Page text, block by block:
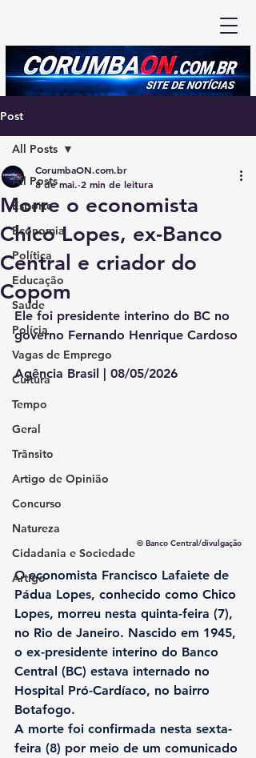
Post
All Posts
Esporte
Economia
Política
Educação
Saúde
Polícia
Vagas de Emprego
Cultura
Tempo
Geral
Trânsito
Artigo de Opinião
Concurso
Natureza
Cidadania e Sociedade
Artigo
All Posts
Morre o economista
Chico Lopes, ex-Banco
Central e criador do
Copom
CorumbaON.com.br
8 de mai. 2 min de leitura
Ele foi presidente interino do BC no
governo Fernando Henrique Cardoso
Agência Brasil | 08/05/2026
© Banco Central/divulgação
O economista Francisco Lafaiete de
Pádua Lopes, conhecido como Chico
Lopes, morreu nesta quinta-feira (7),
no Rio de Janeiro. Nascido em 1945,
o ex-presidente interino do Banco
Central (BC) estava internado no
Hospital Pró-Cardíaco, no bairro
Botafogo.
A morte foi confirmada nesta sexta-
feira (8) por meio de um comunicado